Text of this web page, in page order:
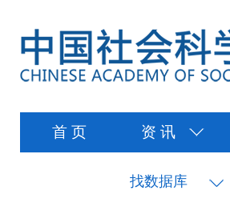
首 页 资 讯
找数据库